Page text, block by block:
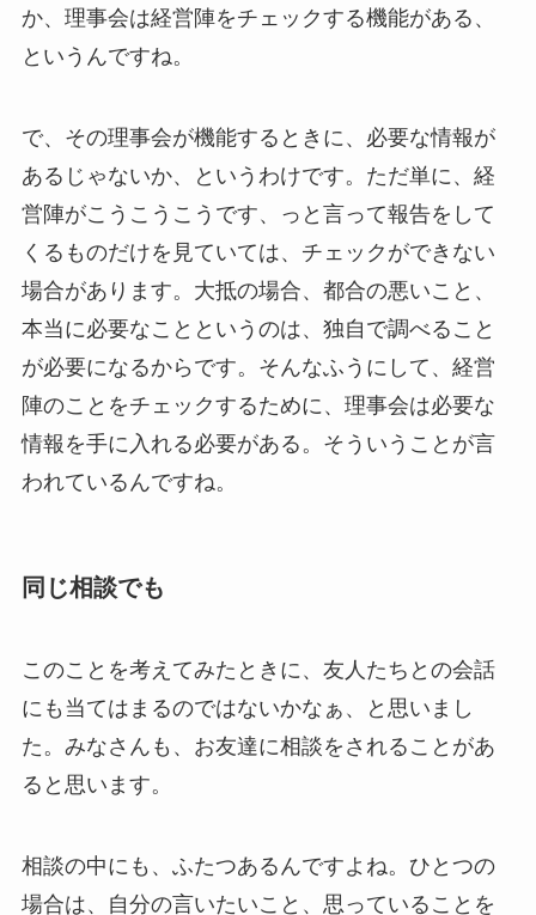
か、理事会は経営陣をチェックする機能がある、
というんですね。
で、その理事会が機能するときに、必要な情報が
あるじゃないか、というわけです。ただ単に、経
営陣がこうこうこうです、っと言って報告をして
くるものだけを見ていては、チェックができない
場合があります。大抵の場合、都合の悪いこと、
本当に必要なことというのは、独自で調べること
が必要になるからです。そんなふうにして、経営
陣のことをチェックするために、理事会は必要な
情報を手に入れる必要がある。そういうことが言
われているんですね。
同じ相談でも
このことを考えてみたときに、友人たちとの会話
にも当てはまるのではないかなぁ、と思いまし
た。みなさんも、お友達に相談をされることがあ
ると思います。
相談の中にも、ふたつあるんですよね。ひとつの
場合は、自分の言いたいこと、思っていることを